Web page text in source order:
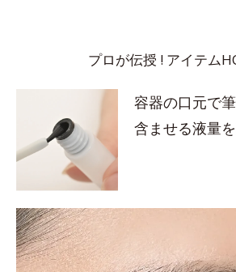
プロが伝授 ! アイテム
容器の口元で
含ませる液量を